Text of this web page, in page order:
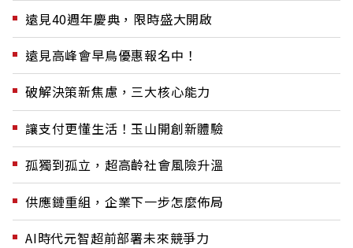
遠見40週年慶典，限時盛大開啟
遠見高峰會早鳥優惠報名中！
破解決策新焦慮，三大核心能力
讓支付更懂生活！玉山開創新體驗
孤獨到孤立，超高齡社會風險升溫
供應鏈重組，企業下一步怎麼佈局
AI時代元智超前部署未來競爭力